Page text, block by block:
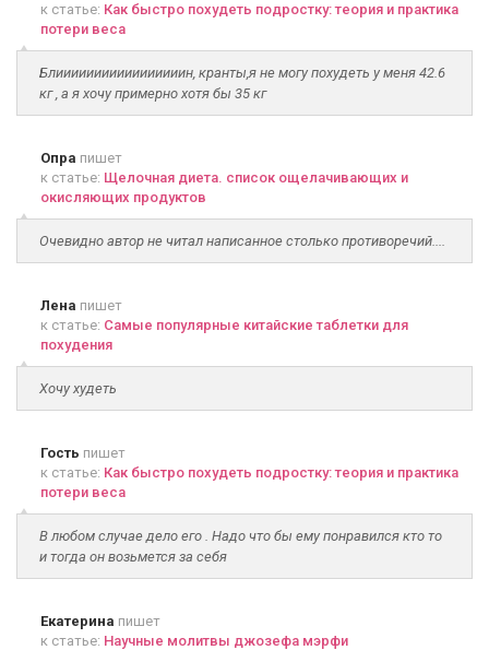
к статье: Как быстро похудеть подростку: теория и практика
потери веса
Блииииииииииииииииин, кранты,я не могу похудеть у меня 42.6
кг , а я хочу примерно хотя бы 35 кг
Опра пишет
к статье: Щелочная диета. список ощелачивающих и
окисляющих продуктов
Очевидно автор не читал написанное столько противоречий....
Лена пишет
к статье: Самые популярные китайские таблетки для
похудения
Хочу худеть
Гость пишет
к статье: Как быстро похудеть подростку: теория и практика
потери веса
В любом случае дело его . Надо что бы ему понравился кто то
и тогда он возьмется за себя
Екатерина пишет
к статье: Научные молитвы джозефа мэрфи